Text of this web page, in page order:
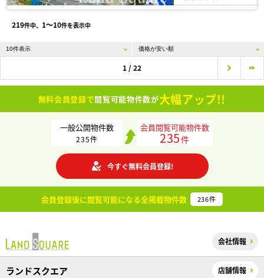
219件中、 1〜10件を表示中
1 / 22
無料会員登録で閲覧可能物件数が大幅アップ!!
一般公開物件数
235件
会員閲覧可能物件数
235件
今すぐ無料会員登録!
会員登録後に閲覧可能になる全掲載物件数 236件
会社情報
ランドスクエア 店舗情報